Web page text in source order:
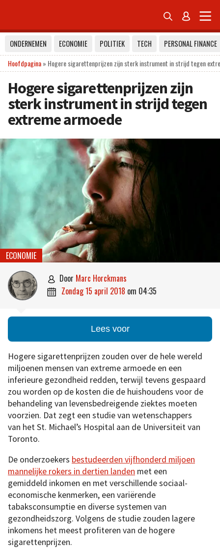
 
ONDERNEMEN ECONOMIE POLITIEK TECH
PERSONAL FINANCE
Hoofdpagina» Hogere sigarettenprijzen zijn sterk instrument in strijd tegen
Hogere sigarettenprijzen zijn
sterk instrument in strijd tegen
extreme armoede
ECONOMIE
 door Marc Horckmans
 zondag 15 april 2018 om 04:35
Lees voor
Hogere sigarettenprijzen zouden over de hele wereld
miljoenen mensen van extreme armoede en een
inferieure gezondheid redden, terwijl tevens gespaard
zou worden op de kosten die de huishoudens voor de
behandeling van levensbedreigende ziektes moeten
voorzien. Dat zegt een studie van wetenschappers
van het St. Michael’s Hospital aan de Universiteit van
Toronto.
De onderzoekers bestudeerden vijfhonderd miljoen
mannelijke rokers in dertien landen met een
gemiddeld inkomen en met verschillende sociaal-
economische kenmerken, een variërende
tabaksconsumptie en diverse systemen van
gezondheidszorg. Volgens de studie zouden lagere
inkomens het meest profiteren van de hogere
sigarettenprijzen.